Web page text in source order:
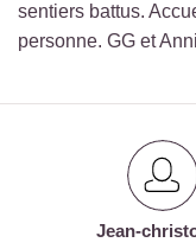
sentiers battus.
personne. GG et
Jean-